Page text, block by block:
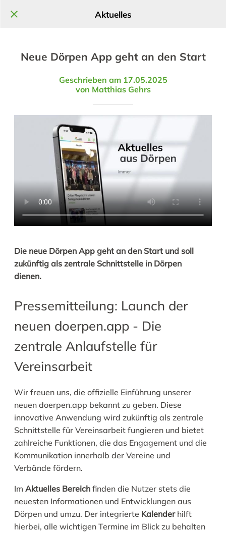
Aktuelles
Neue Dörpen App geht an den Start
Geschrieben am 17.05.2025
von Matthias Gehrs
Die neue Dörpen App geht an den Start und soll
zukünftig als zentrale Schnittstelle in Dörpen
dienen.
Pressemitteilung: Launch der
neuen doerpen.app - Die
zentrale Anlaufstelle für
Vereinsarbeit
Wir freuen uns, die offizielle Einführung unserer
neuen doerpen.app bekannt zu geben. Diese
innovative Anwendung wird zukünftig als zentrale
Schnittstelle für Vereinsarbeit fungieren und bietet
zahlreiche Funktionen, die das Engagement und die
Kommunikation innerhalb der Vereine und
Verbände fördern.
Im Aktuelles Bereich finden die Nutzer stets die
neuesten Informationen und Entwicklungen aus
Dörpen und umzu. Der integrierte Kalenderhilft
hierbei, alle wichtigen Termine im Blick zu behalten